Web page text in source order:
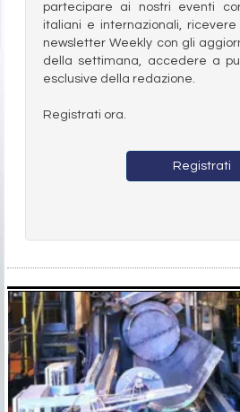
partecipare ai nostri eventi
italiani e internazionali,
newsletter Weekly con gli
della settimana, accedere a
esclusive della redazione.
Registrati ora.
Registrati